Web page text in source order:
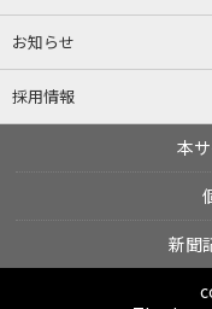
お知らせ
採用情報
本
新聞